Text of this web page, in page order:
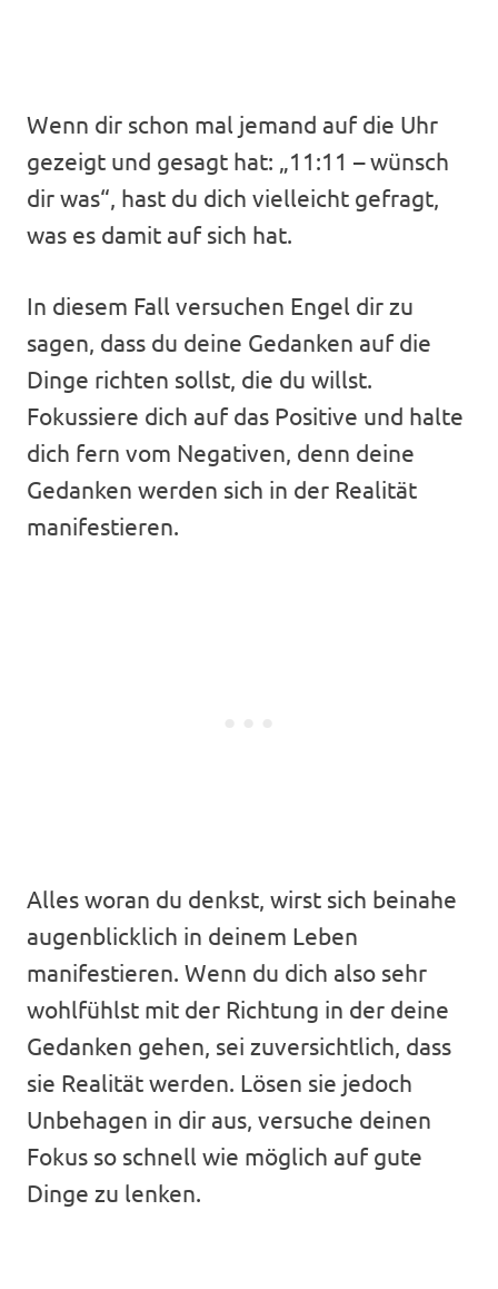
Wenn dir schon mal jemand auf die Uhr
gezeigt und gesagt hat: „11:11 – wünsch
dir was“, hast du dich vielleicht gefragt,
was es damit auf sich hat.
In diesem Fall versuchen Engel dir zu
sagen, dass du deine Gedanken auf die
Dinge richten sollst, die du willst.
Fokussiere dich auf das Positive und halte
dich fern vom Negativen, denn deine
Gedanken werden sich in der Realität
manifestieren.
Alles woran du denkst, wirst sich beinahe
augenblicklich in deinem Leben
manifestieren. Wenn du dich also sehr
wohlfühlst mit der Richtung in der deine
Gedanken gehen, sei zuversichtlich, dass
sie Realität werden. Lösen sie jedoch
Unbehagen in dir aus, versuche deinen
Fokus so schnell wie möglich auf gute
Dinge zu lenken.